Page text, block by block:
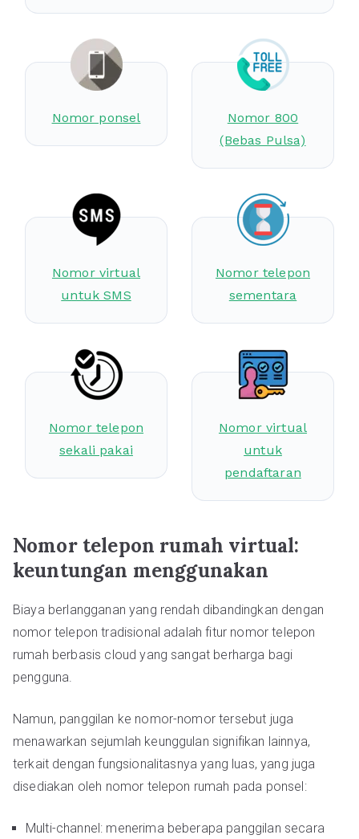
Nomor ponsel
Nomor 800
(Bebas Pulsa)
Nomor virtual
untuk SMS
Nomor telepon
sementara
Nomor telepon
sekali pakai
Nomor virtual
untuk
pendaftaran
Nomor telepon rumah virtual:
keuntungan menggunakan
Biaya berlangganan yang rendah dibandingkan dengan
nomor telepon tradisional adalah fitur nomor telepon
rumah berbasis cloud yang sangat berharga bagi
pengguna.
Namun, panggilan ke nomor-nomor tersebut juga
menawarkan sejumlah keunggulan signifikan lainnya,
terkait dengan fungsionalitasnya yang luas, yang juga
disediakan oleh nomor telepon rumah pada ponsel:
Multi-channel: menerima beberapa panggilan secara